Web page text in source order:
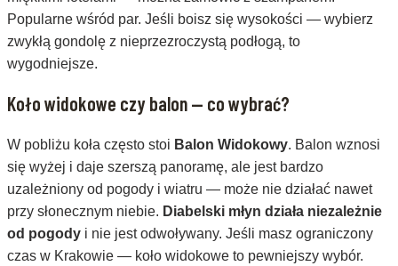
Popularne wśród par. Jeśli boisz się wysokości — wybierz
zwykłą gondolę z nieprzezroczystą podłogą, to
wygodniejsze.
Koło widokowe czy balon — co wybrać?
W pobliżu koła często stoi Balon Widokowy. Balon wznosi
się wyżej i daje szerszą panoramę, ale jest bardzo
uzależniony od pogody i wiatru — może nie działać nawet
przy słonecznym niebie. Diabelski młyn działa niezależnie
od pogody i nie jest odwoływany. Jeśli masz ograniczony
czas w Krakowie — koło widokowe to pewniejszy wybór.